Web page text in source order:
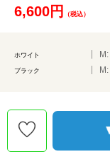
6,600円 （税込）
ホワイト M:
ブラック M: